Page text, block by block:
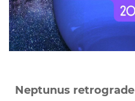
Neptunus